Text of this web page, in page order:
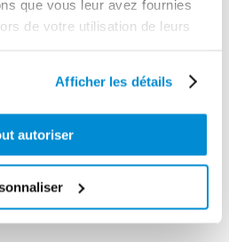
que vous leur avez fournies
de votre utilisation de leurs
Afficher les détails
autoriser
rigide 100 mm